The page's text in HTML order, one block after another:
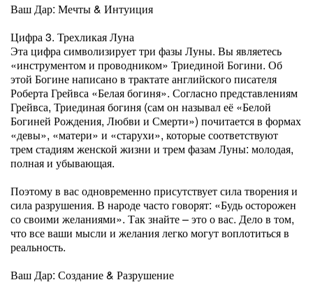
Ваш Дар: Мечты & Интуиция
Цифра 3. Трехликая Луна
Эта цифра символизирует три фазы Луны. Вы являетесь
«инструментом и проводником» Триединой Богини. Об
этой Богине написано в трактате английского писателя
Роберта Грейвса «Белая богиня». Согласно представлениям
Грейвса, Триединая богиня (сам он называл её «Белой
Богиней Рождения, Любви и Смерти») почитается в формах
«девы», «матери» и «старухи», которые соответствуют
трем стадиям женской жизни и трем фазам Луны: молодая,
полная и убывающая.
Поэтому в вас одновременно присутствует сила творения и
сила разрушения. В народе часто говорят: «Будь осторожен
со своими желаниями». Так знайте – это о вас. Дело в том,
что все ваши мысли и желания легко могут воплотиться в
реальность.
Ваш Дар: Создание & Разрушение